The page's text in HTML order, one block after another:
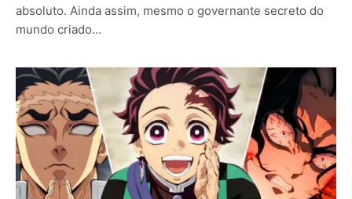
absoluto. Ainda assim, mesmo o governante secreto do
mundo criado…